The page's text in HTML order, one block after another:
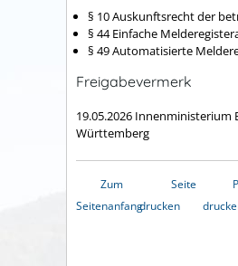
§ 10 Auskunftsrecht der
§ 44 Einfache
§ 49 Automatisierte
Freigabevermerk
19.05.2026 Innenministerium
Württemberg
Zum
Seitenanfang
Seite
drucken